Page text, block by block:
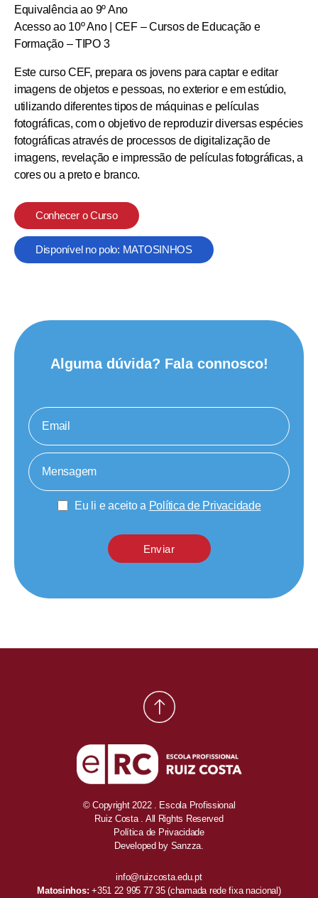
Equivalência ao 9º Ano
Acesso ao 10º Ano | CEF – Cursos de Educação e
Formação – TIPO 3
Este curso CEF, prepara os jovens para captar e editar
imagens de objetos e pessoas, no exterior e em estúdio,
utilizando diferentes tipos de máquinas e películas
fotográficas, com o objetivo de reproduzir diversas espécies
fotográficas através de processos de digitalização de
imagens, revelação e impressão de películas fotográficas, a
cores ou a preto e branco.
Conhecer o Curso
Disponível no polo: MATOSINHOS
Alguma dúvida? Fala connosco!
Eu li e aceito a Política de Privacidade
Enviar
© Copyright 2022 . Escola Profissional
Ruiz Costa . All Rights Reserved
Política de Privacidade
Developed by Sanzza.
info@ruizcosta.edu.pt
Matosinhos: +351 22 995 77 35(chamada rede fixa nacional)